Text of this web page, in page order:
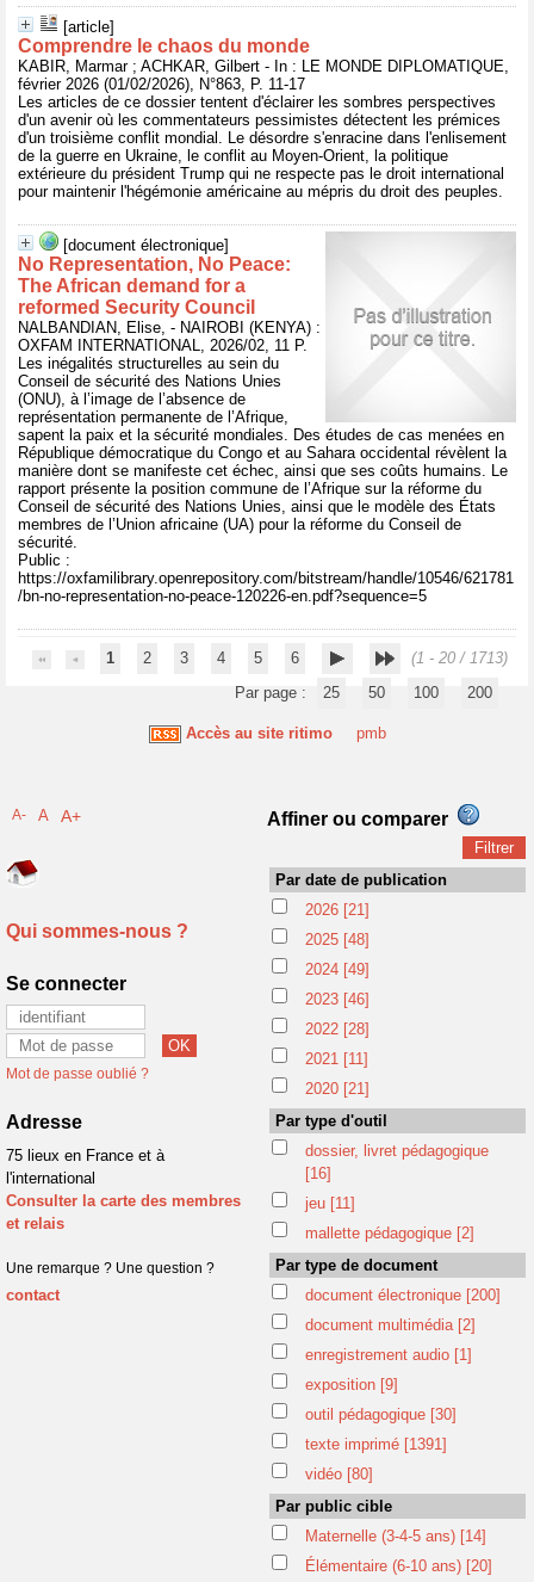
[article]
Comprendre le chaos du monde
KABIR, Marmar ; ACHKAR, Gilbert - In : LE MONDE DIPLOMATIQUE,
février 2026 (01/02/2026), N°863, P. 11-17
Les articles de ce dossier tentent d'éclairer les sombres perspectives
d'un avenir où les commentateurs pessimistes détectent les prémices
d'un troisième conflit mondial. Le désordre s'enracine dans l'enlisement
de la guerre en Ukraine, le conflit au Moyen-Orient, la politique
extérieure du président Trump qui ne respecte pas le droit international
pour maintenir l'hégémonie américaine au mépris du droit des peuples.
[document électronique]
No Representation, No Peace:
The African demand for a
reformed Security Council
NALBANDIAN, Elise, - NAIROBI (KENYA) :
OXFAM INTERNATIONAL, 2026/02, 11 P.
Les inégalités structurelles au sein du
Conseil de sécurité des Nations Unies
(ONU), à l’image de l’absence de
représentation permanente de l’Afrique,
sapent la paix et la sécurité mondiales. Des études de cas menées en
République démocratique du Congo et au Sahara occidental révèlent la
manière dont se manifeste cet échec, ainsi que ses coûts humains. Le
rapport présente la position commune de l’Afrique sur la réforme du
Conseil de sécurité des Nations Unies, ainsi que le modèle des États
membres de l’Union africaine (UA) pour la réforme du Conseil de
sécurité.
Public :
https://oxfamilibrary.openrepository.com/bitstream/handle/10546/621781
/bn-no-representation-no-peace-120226-en.pdf?sequence=5
1 2 3 4 5 6
(1 - 20 / 1713)
Par page :
25 50 100 200
Accès au site ritimo pmb
A- A A+
Qui sommes-nous ?
Se connecter
Mot de passe oublié ?
Adresse
75 lieux en France et à
l'international
Consulter la carte des membres
et relais
Une remarque ? Une question ?
contact
Affiner ou comparer
Par date de publication
2026 [21]
2025 [48]
2024 [49]
2023 [46]
2022 [28]
2021 [11]
2020 [21]
Par type d'outil
dossier, livret pédagogique
[16]
jeu [11]
mallette pédagogique [2]
Par type de document
document électronique [200]
document multimédia [2]
enregistrement audio [1]
exposition [9]
outil pédagogique [30]
texte imprimé [1391]
vidéo [80]
Par public cible
Maternelle (3-4-5 ans) [14]
Élémentaire (6-10 ans) [20]